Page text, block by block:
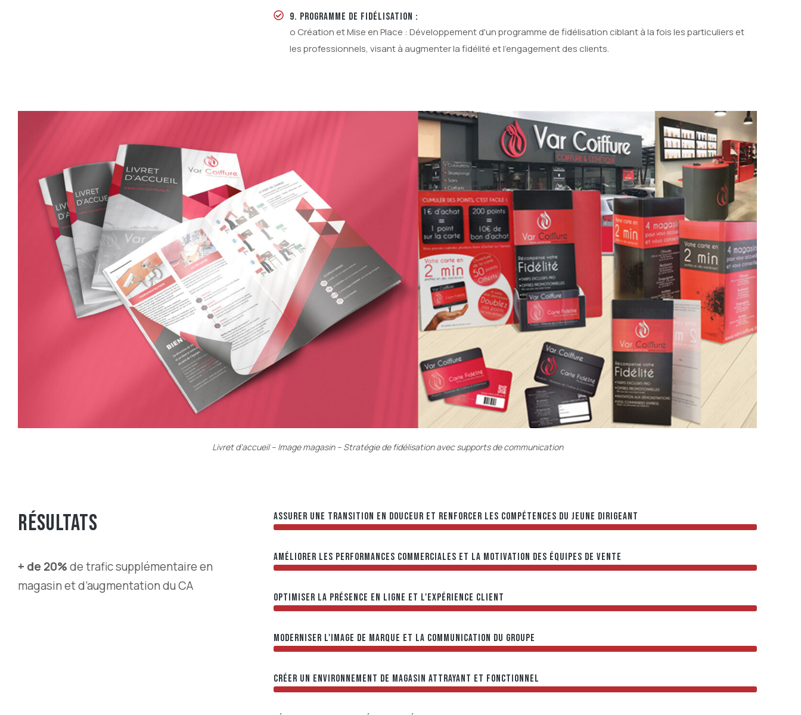
9. PROGRAMME DE FIDÉLISATION :
o Création et Mise en Place : Développement d'un programme de fidélisation ciblant à la fois les particuliers et
les professionnels, visant à augmenter la fidélité et l'engagement des clients.
Livret d’accueil – Image magasin – Stratégie de fidélisation avec supports de communication
RÉSULTATS
+ de 20%de trafic supplémentaire en
magasin et d’augmentation du CA
ASSURER UNE TRANSITION EN DOUCEUR ET RENFORCER LES COMPÉTENCES DU JEUNE DIRIGEANT
AMÉLIORER LES PERFORMANCES COMMERCIALES ET LA MOTIVATION DES ÉQUIPES DE VENTE
OPTIMISER LA PRÉSENCE EN LIGNE ET L'EXPÉRIENCE CLIENT
MODERNISER L'IMAGE DE MARQUE ET LA COMMUNICATION DU GROUPE
CRÉER UN ENVIRONNEMENT DE MAGASIN ATTRAYANT ET FONCTIONNEL